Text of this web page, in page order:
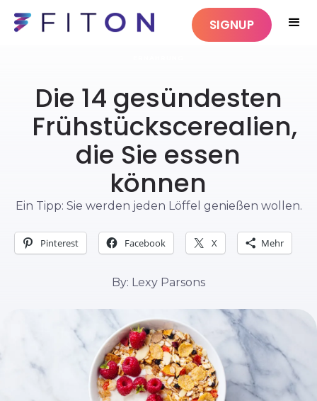
SIGNUP
Die 14 gesündesten
Frühstückscerealien,
die Sie essen
können
Ein Tipp: Sie werden jeden Löffel genießen wollen.
Pinterest Facebook X Mehr
By: Lexy Parsons